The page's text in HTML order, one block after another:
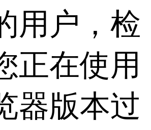
用户，检
正在使用
器版本过